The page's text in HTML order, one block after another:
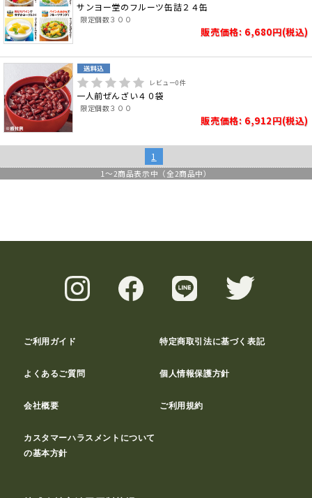
サンヨー堂のフルーツ缶詰２４缶
限定個数３００
販売価格: 6,680円(税込)
レビュー0件
一人前ぜんざい４０袋
限定個数３００
販売価格: 6,912円(税込)
1
1 ～2商品表示中（全2商品中）
ご利用ガイド 特定商取引法に基づく表記
よくあるご質問 個人情報保護方針
会社概要 ご利用規約
カスタマーハラスメントについて
の基本方針